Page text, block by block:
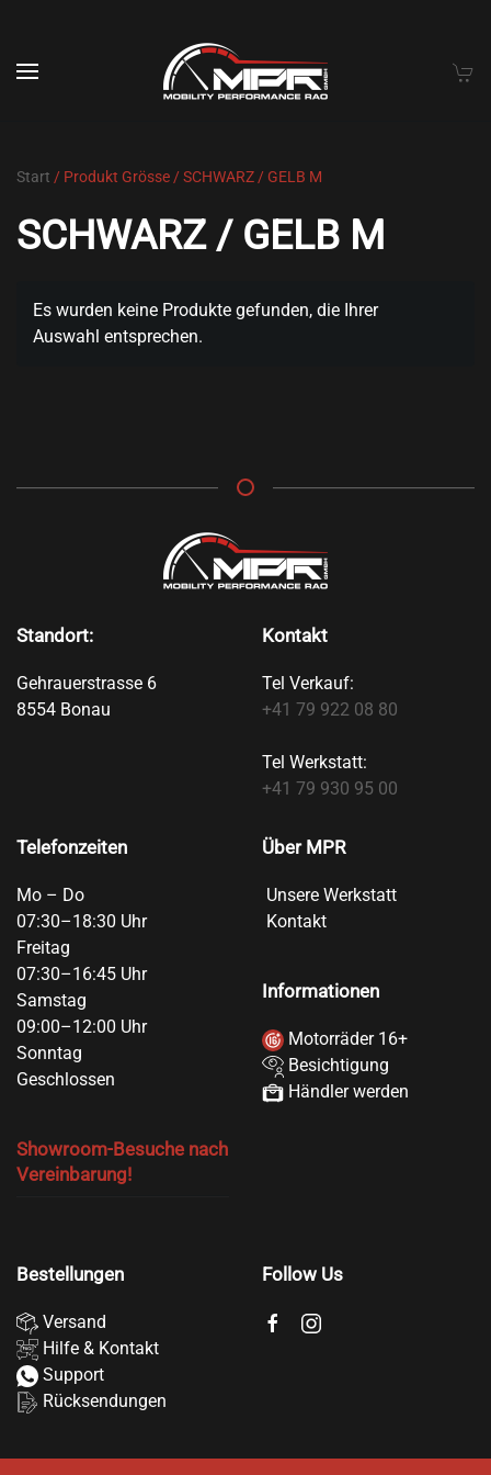
Skip to main content
Start / Produkt Grösse / SCHWARZ / GELB M
SCHWARZ / GELB M
Es wurden keine Produkte gefunden, die Ihrer
Auswahl entsprechen.
Standort:
Gehrauerstrasse 6
8554 Bonau
Kontakt
Tel Verkauf:
+41 79 922 08 80
Tel Werkstatt:
+41 79 930 95 00
Telefonzeiten
Mo – Do
07:30–18:30 Uhr
Freitag
07:30–16:45 Uhr
Samstag
09:00–12:00 Uhr
Sonntag
Geschlossen
Showroom-Besuche nach
Vereinbarung!
Über MPR
Unsere Werkstatt
Kontakt
Informationen
Motorräder 16+
Besichtigung
Händler werden
Bestellungen
Versand
Hilfe & Kontakt
Support
Rücksendungen
Follow Us